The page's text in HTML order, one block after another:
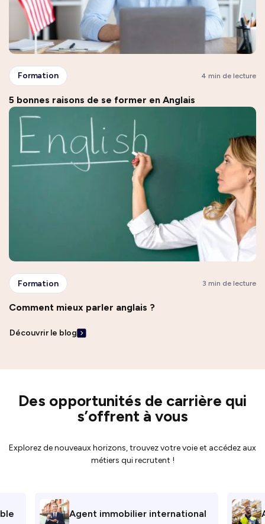
Formation 4 min de lecture
5 bonnes raisons de se former en Anglais
Formation 3 min de lecture
Comment mieux parler anglais ?
Découvrir le blog
Des opportunités de carrière qui
s’offrent à vous
Explorez de nouveaux horizons, trouvez votre voie et accédez aux
métiers qui recrutent !
Agent immobilier international